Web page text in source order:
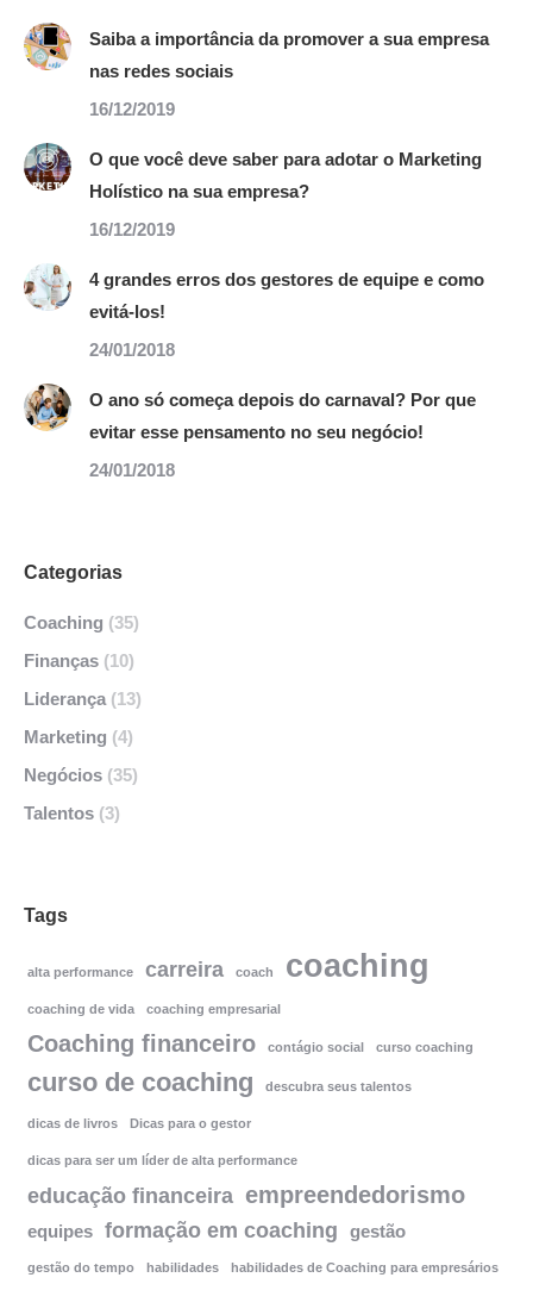
Saiba a importância da promover a sua empresa
nas redes sociais
16/12/2019
O que você deve saber para adotar o Marketing
Holístico na sua empresa?
16/12/2019
4 grandes erros dos gestores de equipe e como
evitá-los!
24/01/2018
O ano só começa depois do carnaval? Por que
evitar esse pensamento no seu negócio!
24/01/2018
Categorias
Coaching (35)
Finanças (10)
Liderança (13)
Marketing (4)
Negócios (35)
Talentos (3)
Tags
alta performance carreira coach coaching
coaching de vida coaching empresarial
Coaching financeiro contágio social curso coaching
curso de coaching descubra seus talentos
dicas de livros Dicas para o gestor
dicas para ser um líder de alta performance
educação financeira empreendedorismo
equipes formação em coaching gestão
gestão do tempo habilidades habilidades de Coaching para empresários